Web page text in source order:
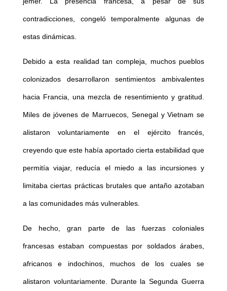
contradicciones, congeló temporalmente algunas de
estas dinámicas.
Debido a esta realidad tan compleja, muchos pueblos
colonizados desarrollaron sentimientos ambivalentes
hacia Francia, una mezcla de resentimiento y gratitud.
Miles de jóvenes de Marruecos, Senegal y Vietnam se
alistaron voluntariamente en el ejército francés,
creyendo que este había aportado cierta estabilidad que
permitía viajar, reducía el miedo a las incursiones y
limitaba ciertas prácticas brutales que antaño azotaban
a las comunidades más vulnerables.
De hecho, gran parte de las fuerzas coloniales
francesas estaban compuestas por soldados árabes,
africanos e indochinos, muchos de los cuales se
alistaron voluntariamente. Durante la Segunda Guerra